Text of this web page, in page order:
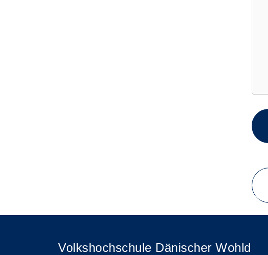
Volkshochschule Dänischer Wohld